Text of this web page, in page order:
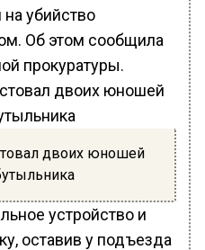
убийство
Об этом сообщила
прокуратуры.
двоих юношей
устройство и
оставив у подъезда